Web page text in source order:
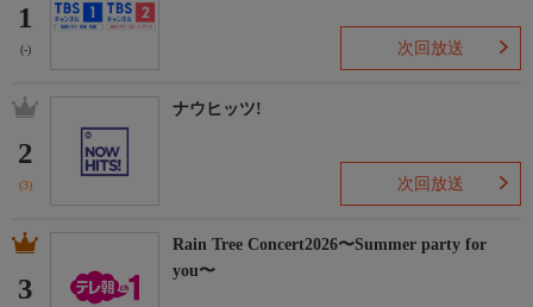
1
(-) 次回放送
2
(3)
ナウヒッツ!
次回放送
3
Rain Tree Concert2026〜Summer party for
you〜